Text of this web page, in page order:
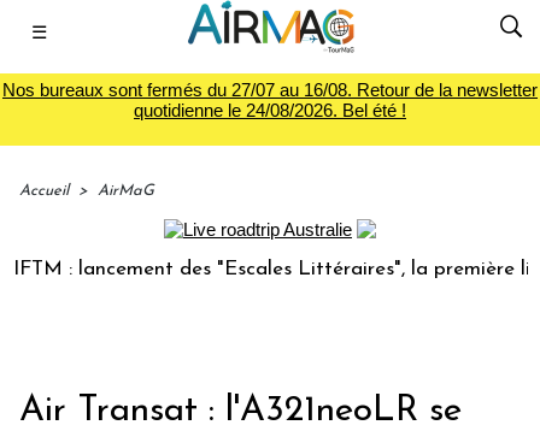
☰
Nos bureaux sont fermés du 27/07 au 16/08. Retour de la newsletter
quotidienne le 24/08/2026. Bel été !
Accueil > AirMaG
: lancement des "Escales Littéraires", la première
Air Transat : l'A321neoLR se